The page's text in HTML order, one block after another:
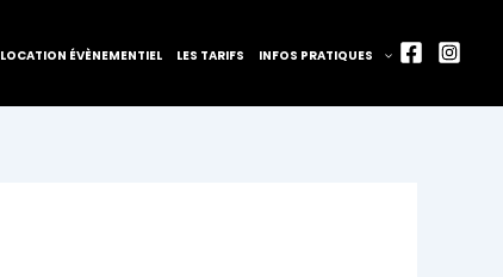
LOCATION ÉVÈNEMENTIEL LES TARIFS INFOS PRATIQUES